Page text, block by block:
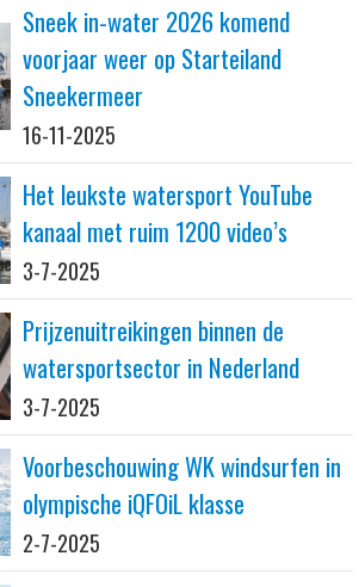
Sneek in-water 2026 komend
voorjaar weer op Starteiland
Sneekermeer
16-11-2025
Het leukste watersport YouTube
kanaal met ruim 1200 video’s
3-7-2025
Prijzenuitreikingen binnen de
watersportsector in Nederland
3-7-2025
Voorbeschouwing WK windsurfen in
olympische iQFOiL klasse
2-7-2025